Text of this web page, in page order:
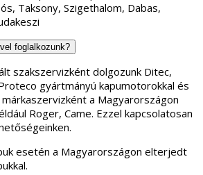
Taksony, Szigethalom, Dabas,
foglalkozunk?
szakszervizként dolgozunk Ditec,
gyártmányú kapumotorokkal és
a Magyarországon
Roger, Came. Ezzel kapcsolatosan
esetén a Magyarországon elterjedt